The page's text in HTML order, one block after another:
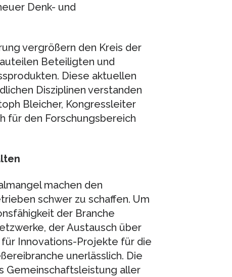
Denk- und
vergrößern den Kreis der
Beteiligten und
Diese aktuellen
Disziplinen verstanden
Bleicher, Kongressleiter
für den Forschungsbereich
machen den
schwer zu schaffen. Um
der Branche
der Austausch über
Innovations-Projekte für die
unerlässlich. Die
Gemeinschaftsleistung aller